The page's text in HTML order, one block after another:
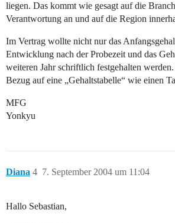
liegen. Das kommt wie gesagt auf die
Verantwortung an und auf die Region
Im Vertrag wollte nicht nur das
Entwicklung nach der Probezeit und das
weiteren Jahr schriftlich festgehalten
Bezug auf eine „Gehaltstabelle“ wie einen
MFG
Yonkyu
Diana 7. September 2004 um 11:04
4
Hallo Sebastian,